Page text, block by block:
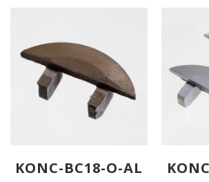
KONC-BC18-O-AL